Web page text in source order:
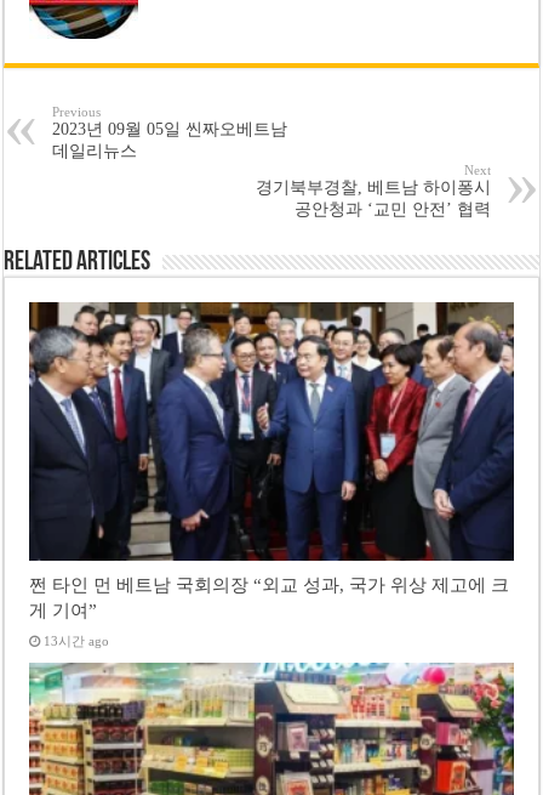
Previous
2023년 09월 05일 씬짜오베트남
데일리뉴스
Next
경기북부경찰, 베트남 하이퐁시
공안청과 ‘교민 안전’ 협력
Related Articles
쩐 타인 먼 베트남 국회의장 “외교 성과, 국가 위상 제고에 크
게 기여”
13시간 ago